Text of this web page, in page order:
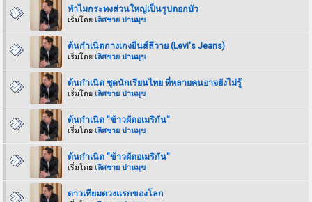
ทำไมกระทงส่วนใหญ่เป็นรูปดอกบัว
เริ่มโดยเลิศชาย ปานมุข
ต้นกำเนิดกางเกงยีนส์ลีวาย (Levi's Jeans)
เริ่มโดยเลิศชาย ปานมุข
ต้นกำเนิด ชุดนักเรียนไทย ที่หลายคนอาจยังไม่รู้
เริ่มโดยเลิศชาย ปานมุข
ต้นกำเนิด "ข้าวผัดอเมริกัน"
เริ่มโดยเลิศชาย ปานมุข
ต้นกำเนิด "ข้าวผัดอเมริกัน"
เริ่มโดยเลิศชาย ปานมุข
ดาวเทียมดวงแรกของโลก